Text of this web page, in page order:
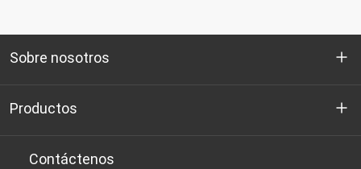
Sobre nosotros
Quienes somos
I+D
Productos
Chips de PET aptos para botellas
Contáctenos